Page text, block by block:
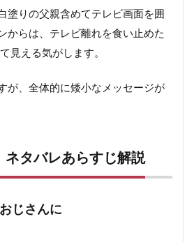
塗りの父親含めてテレビ画面を囲
からは、テレビ離れを食い止めた
見える気がします。
が、全体的に矮小なメッセージが
ネタバレあらすじ解説
じさんに